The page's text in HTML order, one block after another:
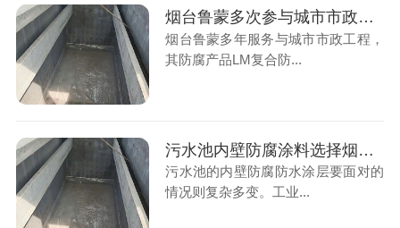
烟台鲁蒙多次参与城市市政工程，解决污水厂防腐工程
烟台鲁蒙多年服务与城市市政工程，
其防腐产品LM复合防...
污水池内壁防腐涂料选择烟台鲁蒙防腐厂家是好选择
污水池的内壁防腐防水涂层要面对的
情况则复杂多变。工业...